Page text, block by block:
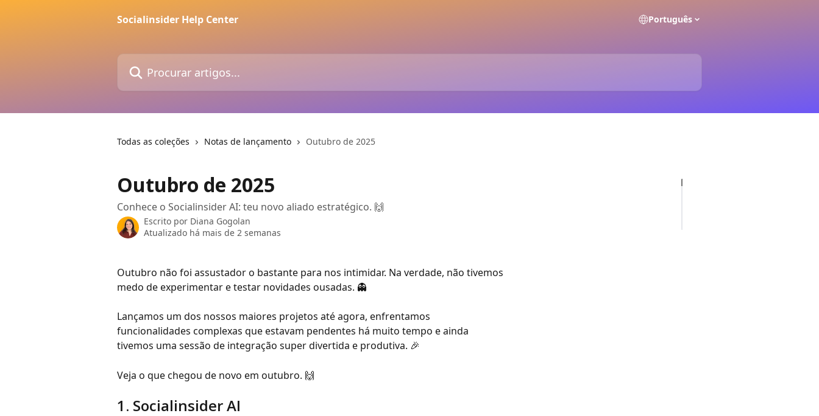
Socialinsider Help Center
Português
Procurar artigos...
Todas as coleções Notas de lançamento Outubro de 2025
Outubro de 2025
Conhece o Socialinsider AI: teu novo aliado estratégico. 🙌
Escrito por Diana Gogolan
Atualizado há mais de 2 semanas
Outubro não foi assustador o bastante para nos intimidar. Na verdade, não tivemos
medo de experimentar e testar novidades ousadas. 👻
Lançamos um dos nossos maiores projetos até agora, enfrentamos
funcionalidades complexas que estavam pendentes há muito tempo e ainda
tivemos uma sessão de integração super divertida e produtiva. 🎉
Veja o que chegou de novo em outubro. 🙌
1. Socialinsider AI